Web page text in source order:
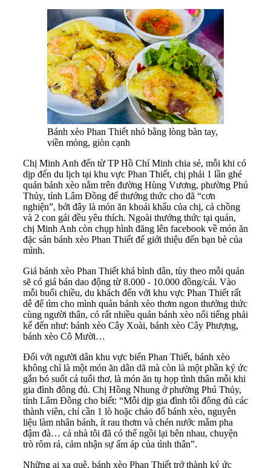
Bánh xèo Phan Thiết nhỏ bằng lòng bàn tay,
viền mỏng, giòn cạnh
Chị Minh Anh đến từ TP Hồ Chí Minh chia sẻ, mỗi khi có
dịp đến du lịch tại khu vực Phan Thiết, chị phải 1 lần ghé
quán bánh xèo nằm trên đường Hùng Vương, phường Phú
Thủy, tỉnh Lâm Đồng để thưởng thức cho đã “cơn
nghiện”, bởi đây là món ăn khoái khẩu của chị, cả chồng
và 2 con gái đều yêu thích. Ngoài thưởng thức tại quán,
chị Minh Anh còn chụp hình đăng lên facebook về món ăn
đặc sản bánh xèo Phan Thiết để giới thiệu đến bạn bè của
mình.
Giá bánh xèo Phan Thiết khá bình dân, tùy theo mỗi quán
sẽ có giá bán dao động từ 8.000 - 10.000 đồng/cái. Vào
mỗi buổi chiều, du khách đến với khu vực Phan Thiết rất
dễ để tìm cho mình quán bánh xèo thơm ngon thưởng thức
cùng người thân, có rất nhiều quán bánh xèo nổi tiếng phải
kể đến như: bánh xèo Cây Xoài, bánh xèo Cây Phượng,
bánh xèo Cô Mười…
Đối với người dân khu vực biển Phan Thiết, bánh xèo
không chỉ là một món ăn dân dã mà còn là một phần ký ức
gắn bó suốt cả tuổi thơ, là món ăn tụ họp tình thân mỗi khi
gia đình đông đủ. Chị Hồng Nhung ở phường Phú Thủy,
tỉnh Lâm Đồng cho biết: “Mỗi dịp gia đình tôi đông đủ các
thành viên, chỉ cần 1 lò hoặc chảo đổ bánh xèo, nguyên
liệu làm nhân bánh, ít rau thơm và chén nước mắm pha
đậm đà… cả nhà tôi đã có thể ngồi lại bên nhau, chuyện
trò rôm rả, cảm nhận sự ấm áp của tình thân”.
Những ai xa quê, bánh xèo Phan Thiết trở thành ký ức